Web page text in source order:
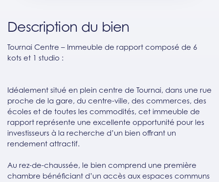
Description du bien
Tournai Centre – Immeuble de rapport composé de 6
kots et 1 studio :
Idéalement situé en plein centre de Tournai, dans une rue
proche de la gare, du centre-ville, des commerces, des
écoles et de toutes les commodités, cet immeuble de
rapport représente une excellente opportunité pour les
investisseurs à la recherche d’un bien offrant un
rendement attractif.
Au rez-de-chaussée, le bien comprend une première
chambre bénéficiant d’un accès aux espaces communs